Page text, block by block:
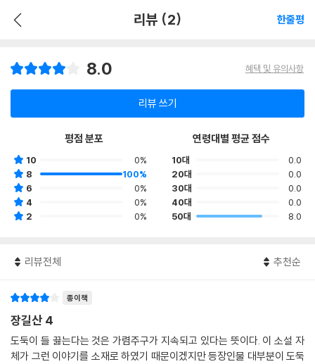
리뷰 (2) 한줄평
8.0 혜택 및 유의사항
리뷰 쓰기
평점 분포
10
0%
8
100%
6
0%
4
0%
2
0%
연령대별 평균 점수
10대
0.0
20대
0.0
30대
0.0
40대
0.0
50대
8.0
리뷰전체 추천순
종이책
장길산 4
도둑이 들 끓는다는 것은 가렴주구가 지속되고 있다는 뜻이다. 이 소설 자
체가 그런 이야기를 소재로 하였기 때문이겠지만 등장인물 대부분이 도둑